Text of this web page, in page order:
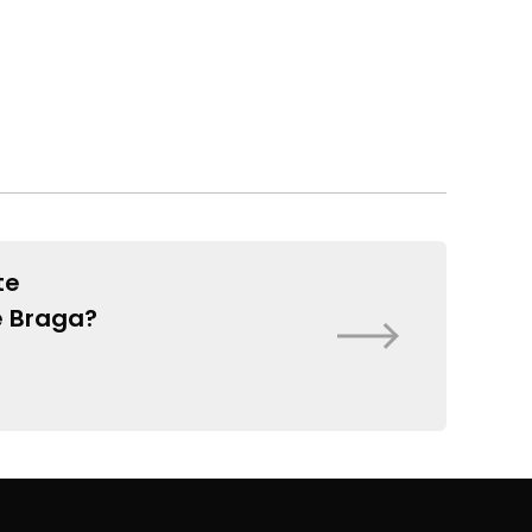
Braga?